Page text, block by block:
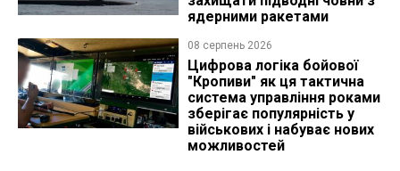
ядерними ракетами
08 серпень 2026
Цифрова логіка бойової
"Кропиви" як ця тактична
система управління роками
зберігає популярність у
військових і набуває нових
можливостей